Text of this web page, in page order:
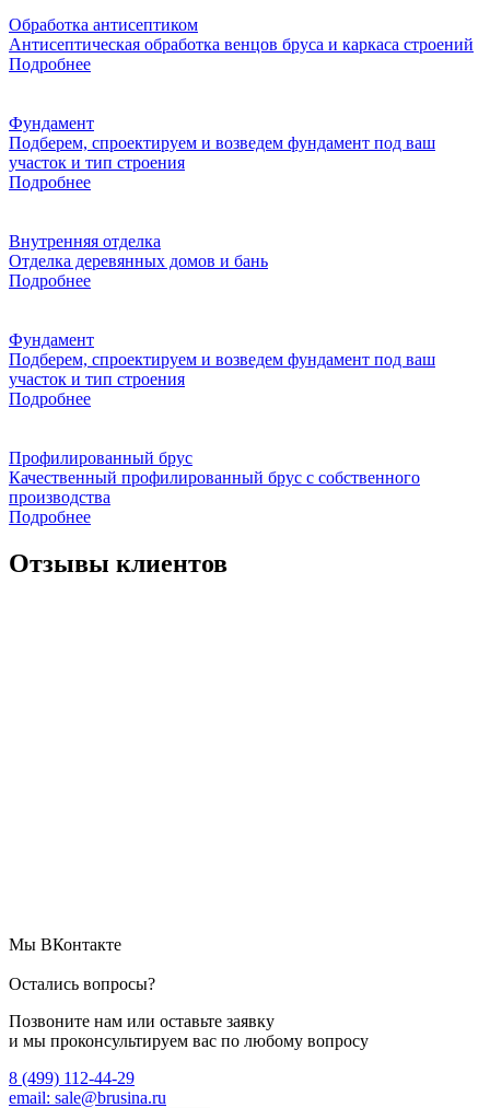
Обработка антисептиком
Антисептическая обработка венцов бруса и каркаса строений
Подробнее
Фундамент
Подберем, спроектируем и возведем фундамент под ваш
участок и тип строения
Подробнее
Внутренняя отделка
Отделка деревянных домов и бань
Подробнее
Фундамент
Подберем, спроектируем и возведем фундамент под ваш
участок и тип строения
Подробнее
Профилированный брус
Качественный профилированный брус с собственного
производства
Подробнее
Отзывы клиентов
Мы ВКонтакте
Остались вопросы?
Позвоните нам или оставьте заявку
и мы проконсультируем вас по любому вопросу
8 (499) 112-44-29
email: sale@brusina.ru